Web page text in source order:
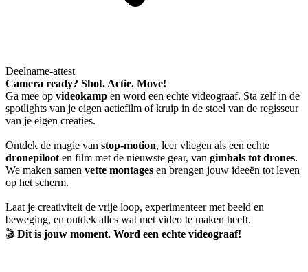
Deelname-attest
Camera ready? Shot. Actie. Move!
Ga mee op videokamp en word een echte videograaf. Sta zelf in de
spotlights van je eigen actiefilm of kruip in de stoel van de regisseur
van je eigen creaties.
Ontdek de magie van stop-motion, leer vliegen als een echte
dronepiloot en film met de nieuwste gear, van gimbals tot drones.
We maken samen vette montages en brengen jouw ideeën tot leven
op het scherm.
Laat je creativiteit de vrije loop, experimenteer met beeld en
beweging, en ontdek alles wat met video te maken heeft.
🎬 Dit is jouw moment. Word een echte videograaf!